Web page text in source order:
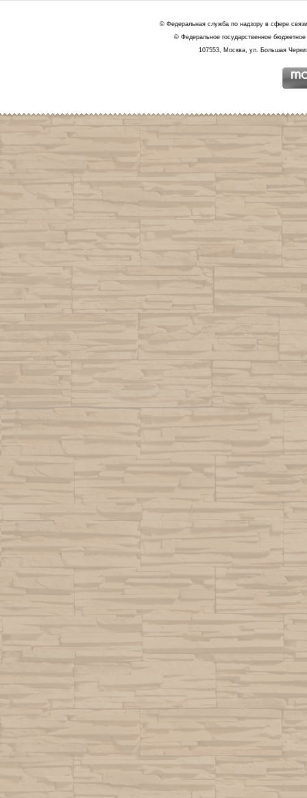
© Федеральная служба по надзору в сфере
© Федеральное государственное
107553, Москва, ул. Большая